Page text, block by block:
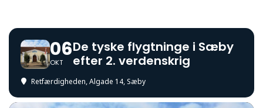
06
OKT
De tyske flygtninge i Sæby
efter 2. verdenskrig
Retfærdigheden, Algade 14, Sæby